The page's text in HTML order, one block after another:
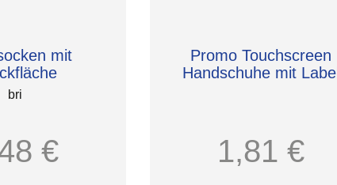
mit
bri
€
Promo Touchscreen
Handschuhe mit Label
1,81 €